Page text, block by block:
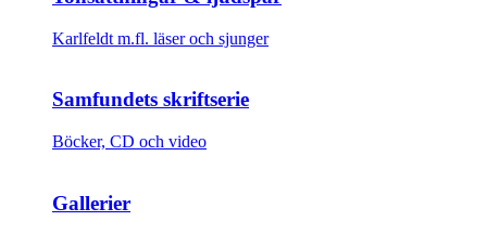
Karlfeldt m.fl. läser och sjunger
Samfundets skriftserie
Böcker, CD och video
Gallerier